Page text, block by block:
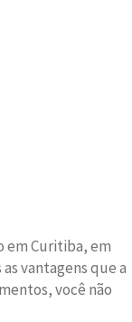
em Curitiba, em
vantagens que a
você não